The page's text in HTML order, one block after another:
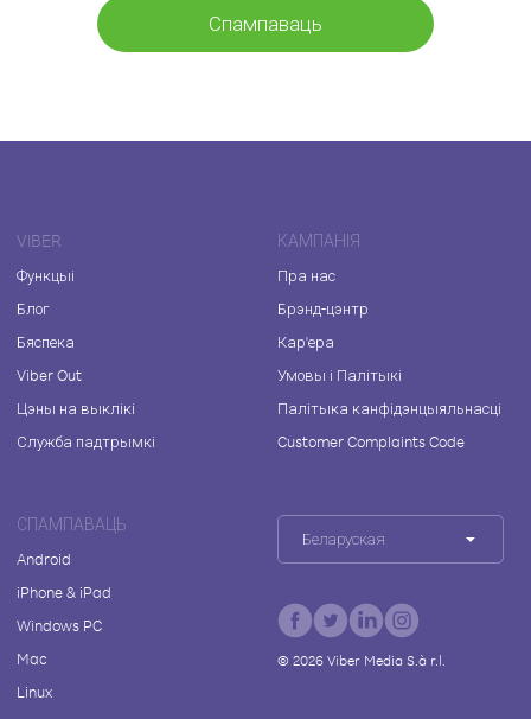
Спампаваць
VIBER
Функцыі
Блог
Бяспека
Viber Out
Цэны на выклікі
Служба падтрымкі
КАМПАНІЯ
Пра нас
Брэнд-цэнтр
Кар'ера
Умовы і Палітыкі
Палітыка канфідэнцыяльнасці
Customer Complaints Code
СПАМПАВАЦЬ
Android
iPhone & iPad
Windows PC
Mac
Linux
Беларуская
© 2026Viber Media S.à r.l.